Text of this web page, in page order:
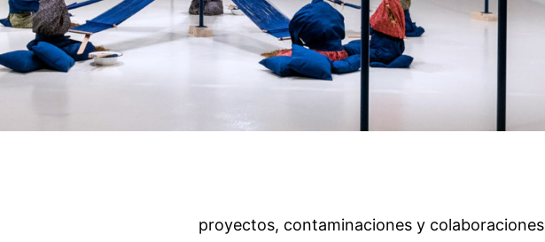
proyectos, contaminaciones y colaboraciones